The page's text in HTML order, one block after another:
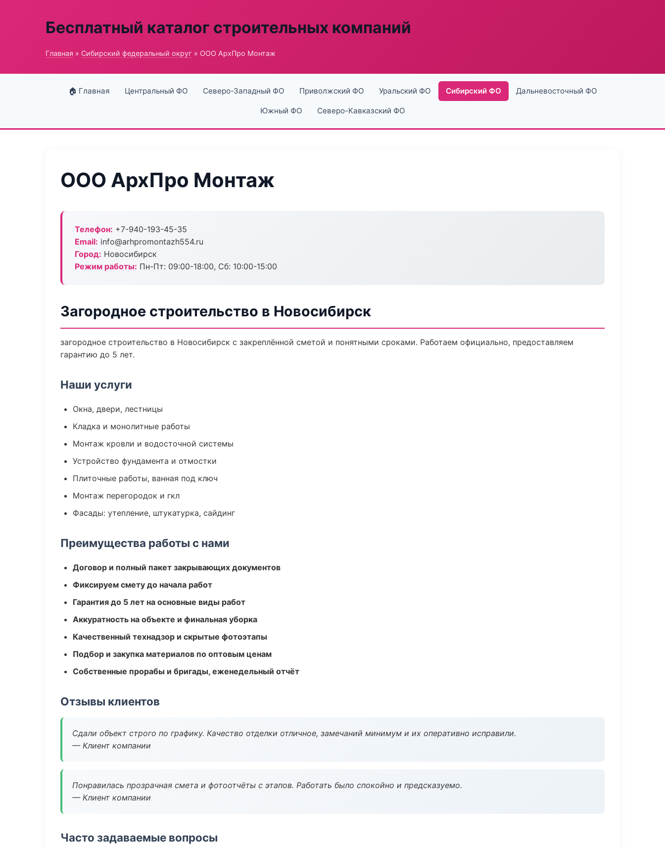
Бесплатный каталог строительных компаний
Главная » Сибирский федеральный округ » ООО АрхПро Монтаж
🏠 Главная Центральный ФО Северо-Западный ФО Приволжский ФО Уральский ФО Сибирский ФО Дальневосточный ФО
Южный ФО Северо-Кавказский ФО
ООО АрхПро Монтаж
Телефон: +7-940-193-45-35
Email: info@arhpromontazh554.ru
Город: Новосибирск
Режим работы: Пн-Пт: 09:00-18:00, Сб: 10:00-15:00
Загородное строительство в Новосибирск
загородное строительство в Новосибирск с закреплённой сметой и понятными сроками. Работаем официально, предоставляем
гарантию до 5 лет.
Наши услуги
Окна, двери, лестницы
Кладка и монолитные работы
Монтаж кровли и водосточной системы
Устройство фундамента и отмостки
Плиточные работы, ванная под ключ
Монтаж перегородок и гкл
Фасады: утепление, штукатурка, сайдинг
Преимущества работы с нами
Договор и полный пакет закрывающих документов
Фиксируем смету до начала работ
Гарантия до 5 лет на основные виды работ
Аккуратность на объекте и финальная уборка
Качественный технадзор и скрытые фотоэтапы
Подбор и закупка материалов по оптовым ценам
Собственные прорабы и бригады, еженедельный отчёт
Отзывы клиентов
Сдали объект строго по графику. Качество отделки отличное, замечаний минимум и их оперативно исправили.
— Клиент компании
Понравилась прозрачная смета и фотоотчёты с этапов. Работать было спокойно и предсказуемо.
— Клиент компании
Часто задаваемые вопросы